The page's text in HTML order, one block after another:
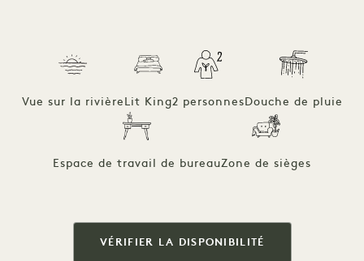
Vue sur la rivière Lit King2 personnes Douche de pluie
Espace de travail de bureauZone de sièges
VÉRIFIER LA DISPONIBILITÉ